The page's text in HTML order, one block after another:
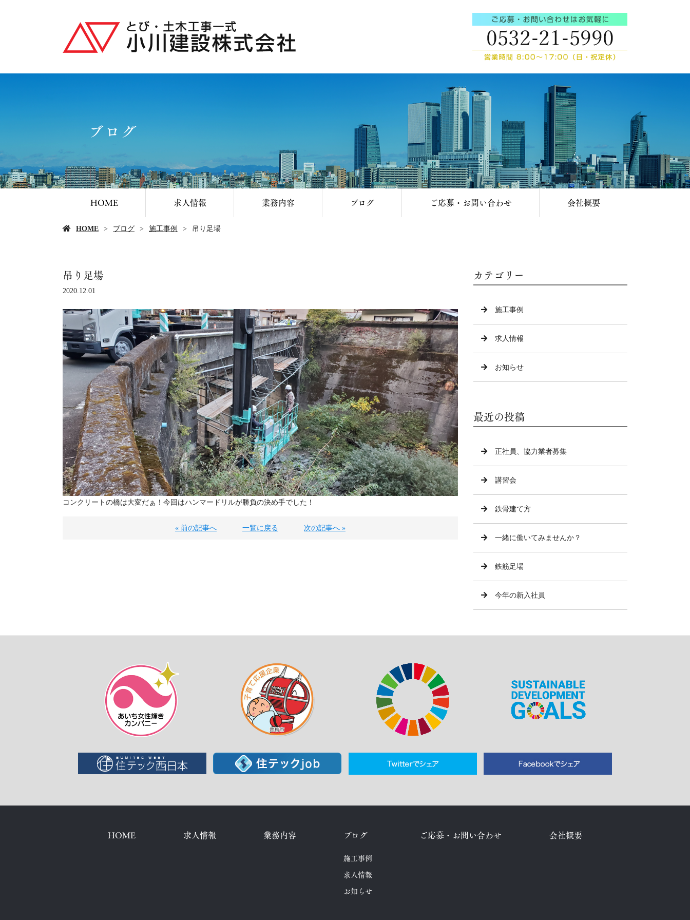
ブログ
HOME 求人情報 業務内容 ブログ ご応募・お問い合わせ 会社概要
HOME ブログ 施工事例 吊り足場
吊り足場
2020.12.01
コンクリートの橋は大変だぁ！今回はハンマードリルが勝負の決め手でした！
« 前の記事へ 一覧に戻る 次の記事へ »
カテゴリー
施工事例
求人情報
お知らせ
最近の投稿
正社員、協力業者募集
講習会
鉄骨建て方
一緒に働いてみませんか？
鉄筋足場
今年の新入社員
HOME 求人情報 業務内容 ブログ
施工事例
求人情報
お知らせ
ご応募・お問い合わせ 会社概要